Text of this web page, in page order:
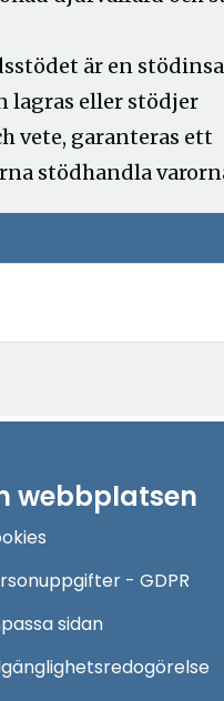
är en
lagras eller stödjer
vete, garanteras ett
stödhandla
webbplatsen
- GDPR
sidan